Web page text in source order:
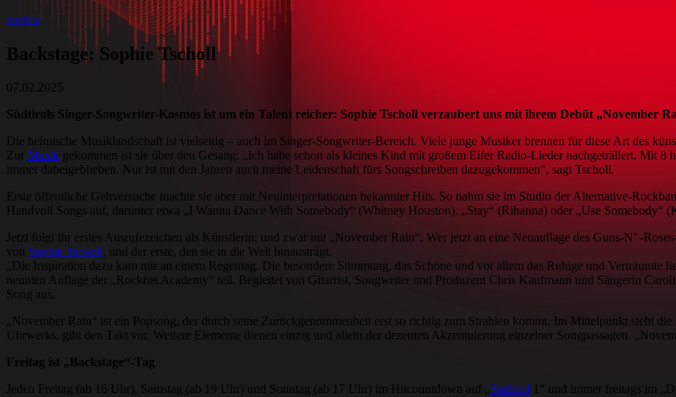
zurück
Backstage: Sophie Tscholl
07.02.2025
Südtirols Singer-Songwriter-Kosmos ist um ein Talent reicher: Sophie Tscholl verzaubert uns mit ihrem Debüt „November
Die heimische Musiklandschaft ist vielseitig – auch im Singer-Songwriter-Bereich. Viele junge Musiker brennen für diese Art des
Zur Musik gekommen ist sie über den Gesang: „Ich habe schon als kleines Kind mit großem Eifer Radio-Lieder nachgeträllert. Mit 8
immer dabeigeblieben. Nur ist mit den Jahren auch meine Leidenschaft fürs Songschreiben dazugekommen“, sagt Tscholl.
Erste öffentliche Gehversuche machte sie aber mit Neuinterpretationen bekannter Hits. So nahm sie im Studio der Alternative-
Handvoll Songs auf, darunter etwa „I Wanna Dance With Somebody“ (Whitney Houston), „Stay“ (Rihanna) oder „Use Somebody“
Jetzt folgt ihr erstes Ausrufezeichen als Künstlerin; und zwar mit „November Rain“. Wer jetzt an eine Neuauflage des Guns-N’ -
von Sophie Tscholl , und der erste, den sie in die Welt hinausträgt.
„Die Inspiration dazu kam mir an einem Regentag. Die besondere Stimmung, das Schöne und vor allem das Ruhige und
neunten Auflage der „Rocknet Academy“ teil. Begleitet von Gitarrist, Songwriter und Produzent Chris Kaufmann und Sängerin
Song aus.
„November Rain“ ist ein Popsong, der durch seine Zurückgenommenheit erst so richtig zum Strahlen kommt. Im Mittelpunkt steht
Uhrwerks, gibt den Takt vor. Weitere Elemente dienen einzig und allein der dezenten Akzentuierung einzelner Songpassagen.
Freitag ist „Backstage“-Tag
Jeden Freitag (ab 16 Uhr), Samstag (ab 19 Uhr) und Sonntag (ab 17 Uhr) im Hitcountdown auf „Südtirol 1“ und immer freitags im